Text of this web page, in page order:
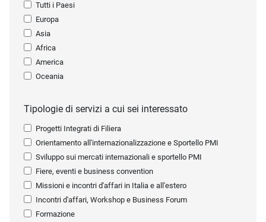
Tutti i Paesi
Europa
Asia
Africa
America
Oceania
Tipologie di servizi a cui sei interessato
Progetti Integrati di Filiera
Orientamento all'internazionalizzazione e Sportello PMI
Sviluppo sui mercati internazionali e sportello PMI
Fiere, eventi e business convention
Missioni e incontri d'affari in Italia e all'estero
Incontri d'affari, Workshop e Business Forum
Formazione